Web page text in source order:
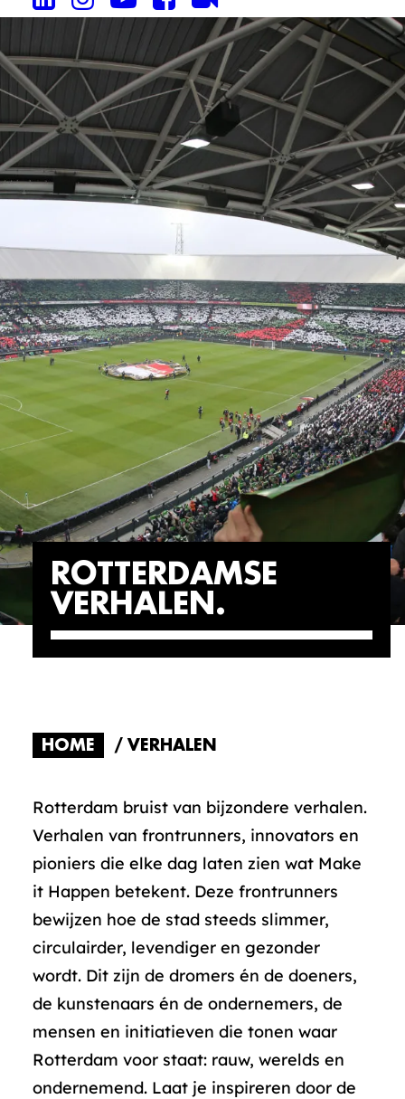
ROTTERDAMSE
VERHALEN
HOME VERHALEN
Rotterdam bruist van bijzondere verhalen.
Verhalen van frontrunners, innovators en
pioniers die elke dag laten zien wat Make
it Happen betekent. Deze frontrunners
bewijzen hoe de stad steeds slimmer,
circulairder, levendiger en gezonder
wordt. Dit zijn de dromers én de doeners,
de kunstenaars én de ondernemers, de
mensen en initiatieven die tonen waar
Rotterdam voor staat: rauw, werelds en
ondernemend. Laat je inspireren door de